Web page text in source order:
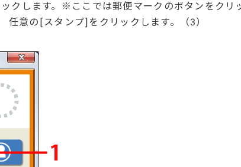
クします。※ここでは郵便マークのボタンをクリ
意の[スタンプ]をクリックします。（3）